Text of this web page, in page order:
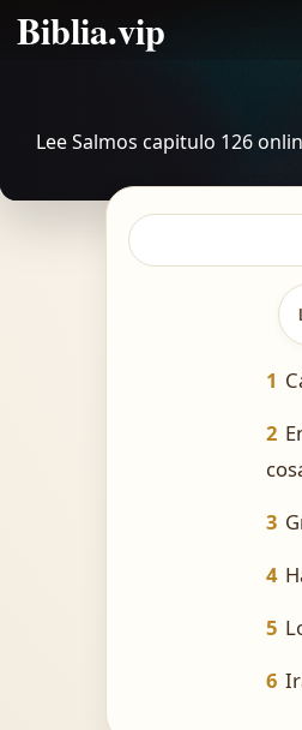
Biblia.vip
Lee Salmos capitulo 126
1
2
3
4
5
6